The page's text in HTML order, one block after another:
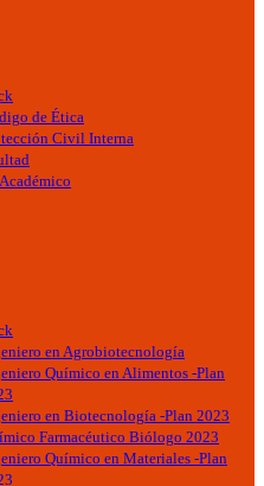
de Ética
Civil Interna
en Agrobiotecnología
Químico en Alimentos -Plan
en Biotecnología -Plan 2023
Farmacéutico Biólogo 2023
Químico en Materiales -Plan